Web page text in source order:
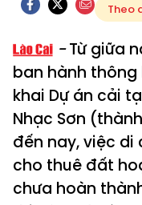
Theo
Từ giữa
ban hành
khai Dự án cải
Nhạc Sơn
đến nay, việc
cho thuê đất
chưa hoàn